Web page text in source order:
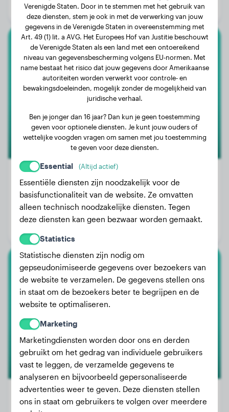
Geslacht:
Teef
Kleine Poedel
Sammy
Gewicht:
12 kg
Leeftijd:
4 jaar, 8 maanden
Australische Herder
Nele
Verenigde Staten. Door in te stemmen met het gebruik van
deze diensten, stem je ook in met de verwerking van jouw
gegevens in de Verenigde Staten in overeenstemming met
Art. 49 (1) lit. a AVG. Het Europees Hof van Justitie beschouwt
de Verenigde Staten als een land met een ontoereikend
niveau van gegevensbescherming volgens EU-normen. Met
name bestaat het risico dat jouw gegevens door Amerikaanse
autoriteiten worden verwerkt voor controle- en
bewakingsdoeleinden, mogelijk zonder de mogelijkheid van
juridische verhaal.
Ben je jonger dan 16 jaar? Dan kun je geen toestemming
geven voor optionele diensten. Je kunt jouw ouders of
wettelijke voogden vragen om samen met jou toestemming
te geven voor deze diensten.
Essential (Altijd actief)
Essentiële diensten zijn noodzakelijk voor de
basisfunctionaliteit van de website. Ze omvatten
alleen technisch noodzakelijke diensten. Tegen
deze diensten kan geen bezwaar worden gemaakt.
Statistics
Statistische diensten zijn nodig om
gepseudonimiseerde gegevens over bezoekers van
de website te verzamelen. De gegevens stellen ons
in staat om de bezoekers beter te begrijpen en de
website te optimaliseren.
Marketing
Marketingdiensten worden door ons en derden
gebruikt om het gedrag van individuele gebruikers
vast te leggen, de verzamelde gegevens te
analyseren en bijvoorbeeld gepersonaliseerde
advertenties weer te geven. Deze diensten stellen
ons in staat om gebruikers te volgen over meerdere